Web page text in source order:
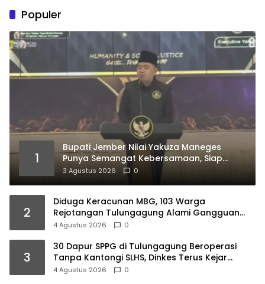
Populer
1
Bupati Jember Nilai Yakuza Maneges
Punya Semangat Kebersamaan, Siap
Bersinergi Bangun Daerah
3 Agustus 2026 0
2
Diduga Keracunan MBG, 103 Warga
Rejotangan Tulungagung Alami Gangguan
Pencernaan
4 Agustus 2026 0
3
30 Dapur SPPG di Tulungagung Beroperasi
Tanpa Kantongi SLHS, Dinkes Terus Kejar
Percepatan Izin
4 Agustus 2026 0